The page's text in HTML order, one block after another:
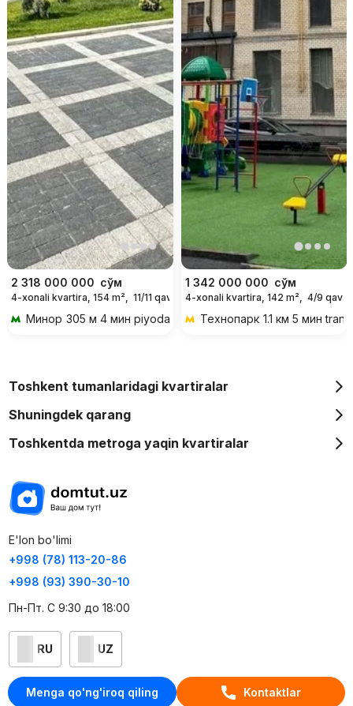
Menga qo'ng'iroq qiling Kontaktlar
2 318 000 000 сўм
4-xonali kvartira, 154 m², 11/11 qavat
Минор 305 м 4 мин piyoda
1 342 000 000 сўм
4-xonali kvartira, 142 m², 4/9 qavat
Технопарк 1.1 км 5 мин
Toshkent tumanlaridagi kvartiralar
Shuningdek qarang
Toshkentda metroga yaqin kvartiralar
E'lon bo'limi
+998 (78) 113-20-86
+998 (93) 390-30-10
Пн-Пт. С 9:30 до 18:00
RU UZ
Kontaktlar